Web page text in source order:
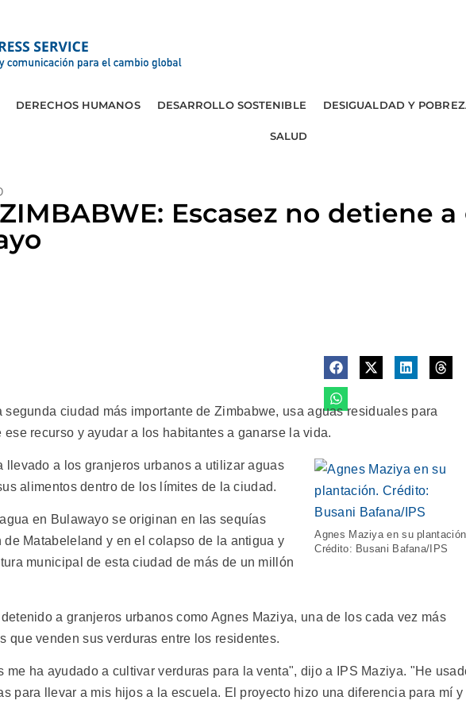
DERECHOS HUMANOS DESARROLLO SOSTENIBLE DESIGUALDAD Y
SALUD
Escasez no detiene
segunda ciudad más importante de Zimbabwe, usa aguas residuales para
recurso y ayudar a los habitantes a ganarse la vida.
Agnes Maziya en su
Crédito: Busani Bafana/IPS
llevado a los granjeros urbanos a utilizar aguas
alimentos dentro de los límites de la ciudad.
en Bulawayo se originan en las sequías
Matabeleland y en el colapso de la antigua y
municipal de esta ciudad de más de un millón
a granjeros urbanos como Agnes Maziya, una de los cada vez más
que venden sus verduras entre los residentes.
me ha ayudado a cultivar verduras para la venta", dijo a IPS Maziya. "He
para llevar a mis hijos a la escuela. El proyecto hizo una diferencia para mí y